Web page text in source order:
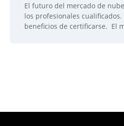
El futuro del mercado de
los profesionales cualificados.
beneficios de certificarse. El